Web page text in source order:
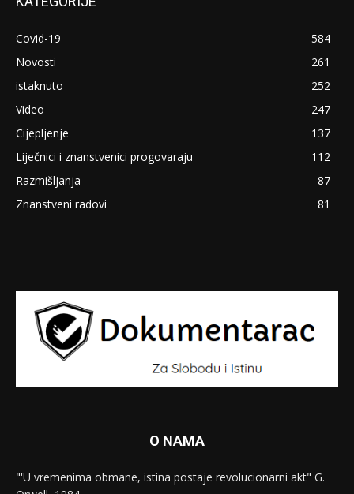
Covid-19
584
Novosti
261
istaknuto
252
Video
247
Cijepljenje
137
Liječnici i znanstvenici progovaraju
112
Razmišljanja
87
Znanstveni radovi
81
O NAMA
"'U vremenima obmane, istina postaje revolucionarni akt" G.